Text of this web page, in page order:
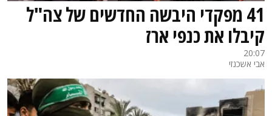
41 מפקדי היבשה החדשים של צה"ל
קיבלו את כנפי ארז
20:07
אבי אשכנזי